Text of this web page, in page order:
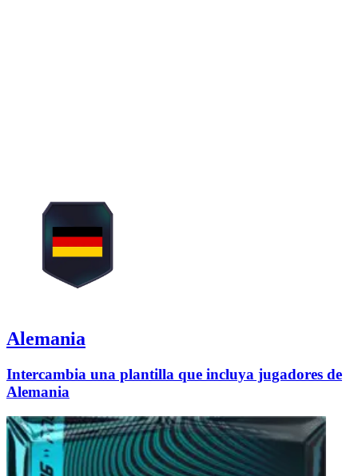
Alemania
Intercambia una plantilla que incluya jugadores de
Alemania